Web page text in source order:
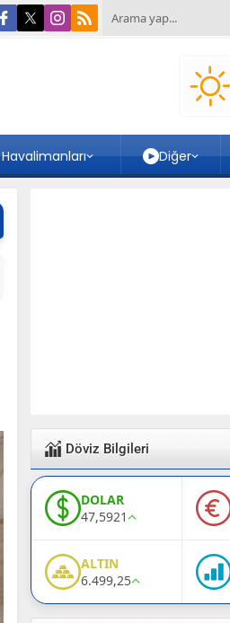
Havalimanları Diğer
Döviz Bilgileri
DOLAR
47,5921
ALTIN
6.499,25